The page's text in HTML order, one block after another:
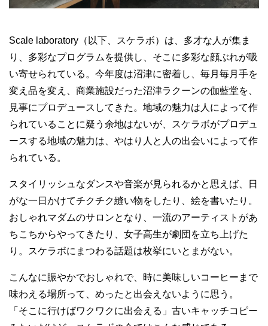
Scale laboratory（以下、スケラボ）は、多才な人が集ま
り、多彩なプログラムを提供し、そこに多彩な顔ぶれが吸
い寄せられている。今年度は沼津に密着し、毎月毎月手を
変え品を変え、商業施設だった沼津ラクーンの伽藍堂を、
見事にプロデュースしてきた。地域の魅力は人によって作
られていることに疑う余地はないが、スケラボがプロデュ
ースする地域の魅力は、やはり人と人の出会いによって作
られている。
スタイリッシュなダンスや音楽が見られるかと思えば、日
がな一日かけてチクチク縫い物をしたり、絵を書いたり。
おしゃれマダムのサロンとなり、一流のアーティストがあ
ちこちからやってきたり、女子高生が劇団を立ち上げた
り。スケラボにまつわる話題は枚挙にいとまがない。
こんなに賑やかでおしゃれで、時に美味しいコーヒーまで
味わえる場所って、めったと出会えないように思う。
「そこに行けばワクワクに出会える」古いキャッチコピー